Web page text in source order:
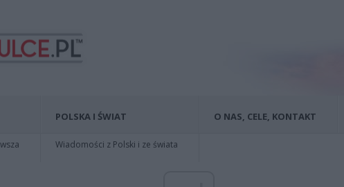
POLSKA I ŚWIAT
Wiadomości z Polski i ze świata
O NAS, CELE, KONTAKT